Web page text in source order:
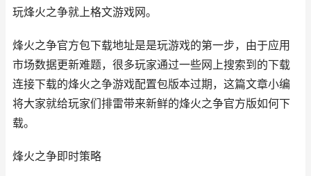
玩烽火之争就上格文游戏网。
烽火之争官方包下载地址是是玩游戏的第一步，由于应用
市场数据更新难题，很多玩家通过一些网上搜索到的下载
连接下载的烽火之争游戏配置包版本过期，这篇文章小编
将大家就给玩家们排雷带来新鲜的烽火之争官方版如何下
载。
烽火之争即时策略